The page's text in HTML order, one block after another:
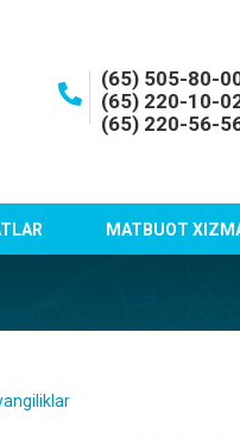
(65) 505-80-
(65) 220-10-
(65) 220-56-
MATBUOT